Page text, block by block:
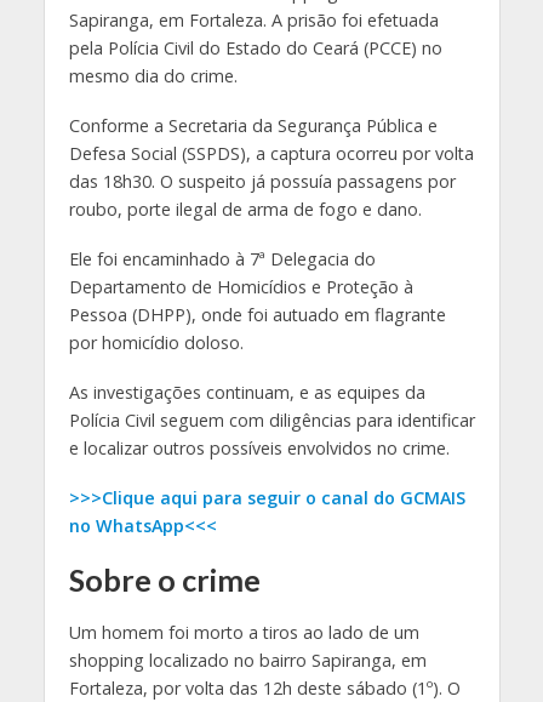
Sapiranga, em Fortaleza. A prisão foi efetuada
pela Polícia Civil do Estado do Ceará (PCCE) no
mesmo dia do crime.
Conforme a Secretaria da Segurança Pública e
Defesa Social (SSPDS), a captura ocorreu por volta
das 18h30. O suspeito já possuía passagens por
roubo, porte ilegal de arma de fogo e dano.
Ele foi encaminhado à 7ª Delegacia do
Departamento de Homicídios e Proteção à
Pessoa (DHPP), onde foi autuado em flagrante
por homicídio doloso.
As investigações continuam, e as equipes da
Polícia Civil seguem com diligências para identificar
e localizar outros possíveis envolvidos no crime.
>>>Clique aqui para seguir o canal do GCMAIS
no WhatsApp<<<
Sobre o crime
Um homem foi morto a tiros ao lado de um
shopping localizado no bairro Sapiranga, em
Fortaleza, por volta das 12h deste sábado (1º). O